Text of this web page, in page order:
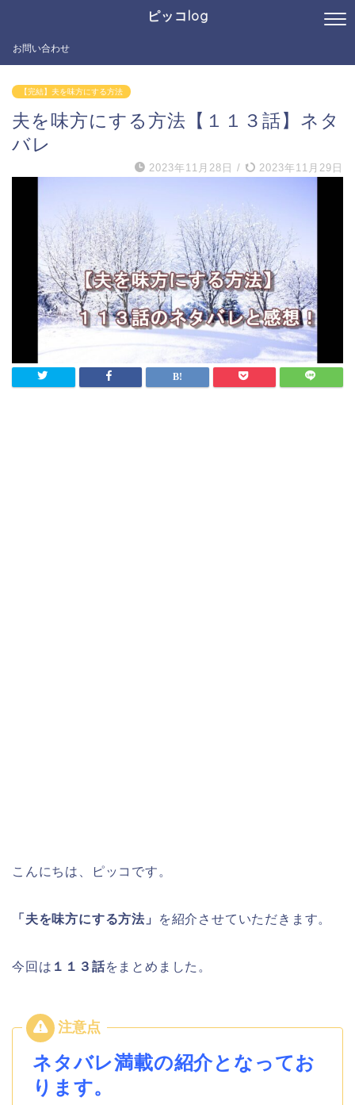
ピッコlog
お問い合わせ
【完結】夫を味方にする方法
夫を味方にする方法【１１３話】ネタ
バレ
2023年11月28日 / 2023年11月29日
こんにちは、ピッコです。
「夫を味方にする方法」 を紹介させていただきます。
今回は １１３ 話をまとめました。
ネタバレ満載の紹介となってお
ります。